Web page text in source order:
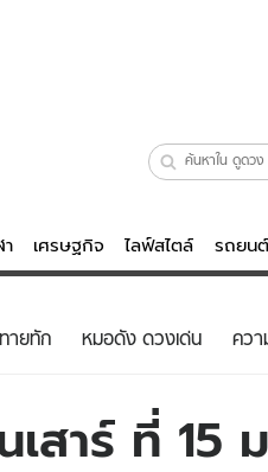
เศรษฐกิจ ไลฟ์สไตล์ รถยนต์
จหวย ไลฟ์สไตล์
วัยรุ่น
ายทัก หมอดัง ดวงเด่น ควา
สาร์ ที่ 15